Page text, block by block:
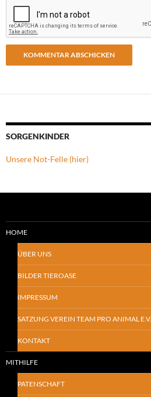
SORGENKINDER
Unsere Not-Felle (hier)
HOME
ÜBER UNS
BILDER TIEROASE
IMPRESSUM
SATZUNG VEREIN TEAM PRO ANIMAL E.V.
KONTAKT
MITHILFE
PATENSCHAFT